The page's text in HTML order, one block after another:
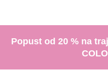
Popust od 20 % na